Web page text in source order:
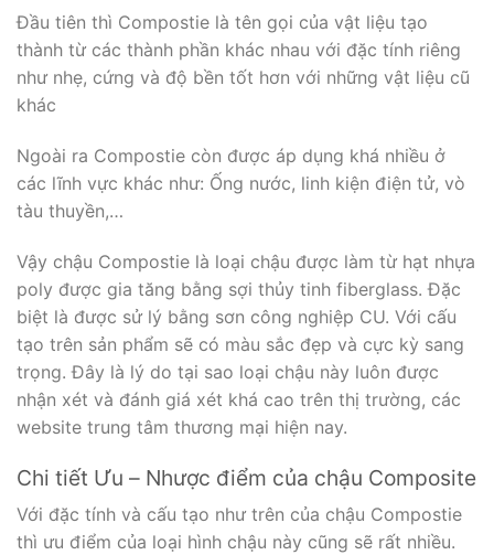
Đầu tiên thì Compostie là tên gọi của vật liệu tạo
thành từ các thành phần khác nhau với đặc tính riêng
như nhẹ, cứng và độ bền tốt hơn với những vật liệu cũ
khác
Ngoài ra Compostie còn được áp dụng khá nhiều ở
các lĩnh vực khác như: Ống nước, linh kiện điện tử, vò
tàu thuyền,…
Vậy chậu Compostie là loại chậu được làm từ hạt nhựa
poly được gia tăng bằng sợi thủy tinh fiberglass. Đặc
biệt là được sử lý bằng sơn công nghiệp CU. Với cấu
tạo trên sản phẩm sẽ có màu sắc đẹp và cực kỳ sang
trọng. Đây là lý do tại sao loại chậu này luôn được
nhận xét và đánh giá xét khá cao trên thị trường, các
website trung tâm thương mại hiện nay.
Chi tiết Ưu – Nhược điểm của chậu Composite
Với đặc tính và cấu tạo như trên của chậu Compostie
thì ưu điểm của loại hình chậu này cũng sẽ rất nhiều.